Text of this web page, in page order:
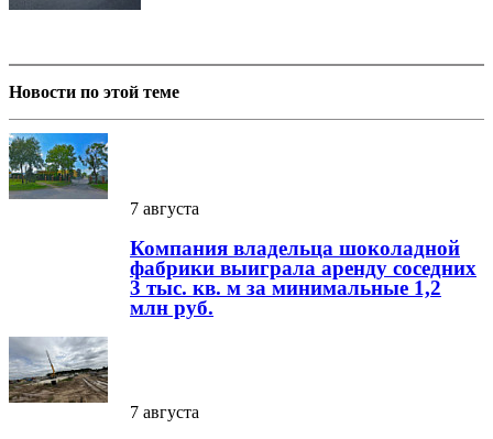
Новости по этой теме
7 августа
Компания владельца шоколадной
фабрики выиграла аренду соседних
3 тыс. кв. м за минимальные 1,2
млн руб.
7 августа